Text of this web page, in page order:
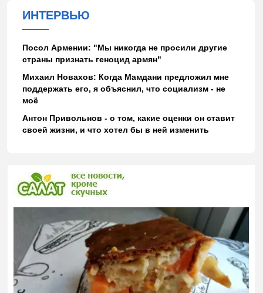
ИНТЕРВЬЮ
Посол Армении: "Мы никогда не просили другие
страны признать геноцид армян"
Михаил Новахов: Когда Мамдани предложил мне
поддержать его, я объяснил, что социализм - не
моё
Антон Привольнов - о том, какие оценки он ставит
своей жизни, и что хотел бы в ней изменить